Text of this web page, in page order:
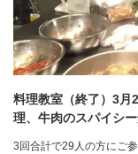
料理教室（終了）3
理、牛肉のスパイシ
3回合計で29人の方にご